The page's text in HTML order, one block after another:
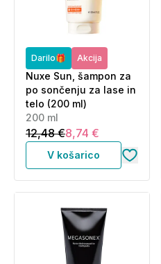
Darilo🎁 Akcija
Nuxe Sun, šampon za
po sončenju za lase in
telo (200 ml)
200 ml
12,48 €8,74 €
V košarico